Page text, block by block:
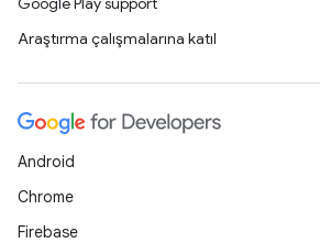
Araştırma çalışmalarına katıl
Android
Chrome
Firebase